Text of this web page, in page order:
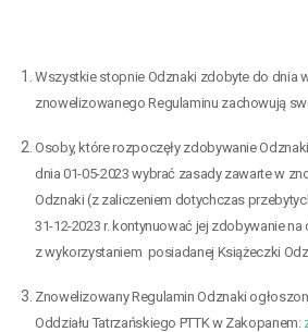
Wszystkie stopnie Odznaki zdobyte do dnia
znowelizowanego Regulaminu zachowują
Osoby, które rozpoczęły zdobywanie
dnia 01-05-2023 wybrać zasady zawarte w
Odznaki (z zaliczeniem dotychczas
31-12-2023 r. kontynuować jej zdobywanie
z wykorzystaniem posiadanej Książeczki
Znowelizowany Regulamin Odznaki
Oddziału Tatrzańskiego PTTK w Zakopanem: